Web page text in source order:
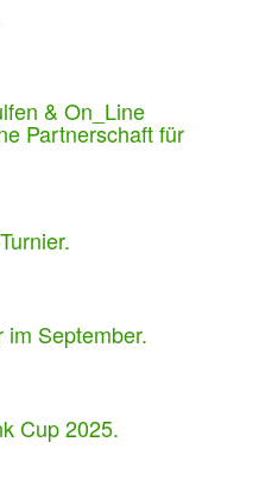
& On_Line
Partnerschaft für
im September.
Cup 2025.